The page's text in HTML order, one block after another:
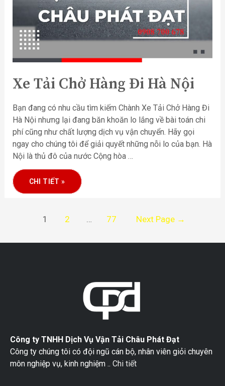
Xe Tải Chở Hàng Đi Hà Nội
Bạn đang có nhu cầu tìm kiếm Chành Xe Tải Chở Hàng Đi
Hà Nội nhưng lại đang băn khoăn lo lắng về bài toán chi
phí cũng như chất lượng dịch vụ vận chuyển. Hãy gọi
ngay cho chúng tôi để giải quyết những nỗi lo của bạn. Hà
Nội là thủ đô của nước Cộng hòa …
CHI TIẾT »
1 2 … 77 Next Page →
Công ty TNHH Dịch Vụ Vận Tải Châu Phát Đạt
Công ty chúng tôi có đội ngũ cán bộ, nhân viên giỏi chuyên
môn nghiệp vụ, kinh nghiệm .. Chi tiết